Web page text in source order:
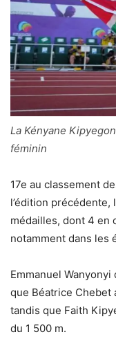
La Kényane
féminin
17e au classement
l’édition précédente,
médailles, dont 4 en
notamment dans les
Emmanuel
que Béatrice Chebet
tandis que Faith
du 1 500 m.